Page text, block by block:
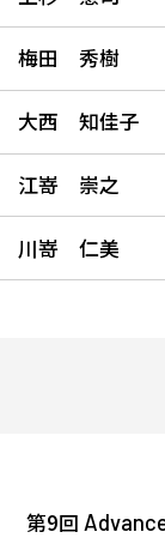
梅田 秀樹
大西 知佳子
江嵜 崇之
川嵜 仁美
第9回